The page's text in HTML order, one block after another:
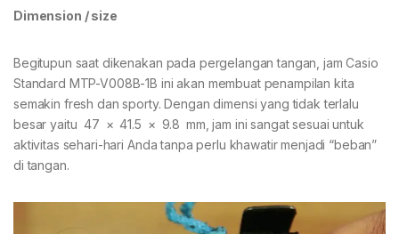
Dimension / size
Begitupun saat dikenakan pada pergelangan tangan, jam Casio
Standard MTP-V008B-1B ini akan membuat penampilan kita
semakin fresh dan sporty. Dengan dimensi yang tidak terlalu
besar yaitu 47 × 41.5 × 9.8 mm, jam ini sangat sesuai untuk
aktivitas sehari-hari Anda tanpa perlu khawatir menjadi “beban”
di tangan.